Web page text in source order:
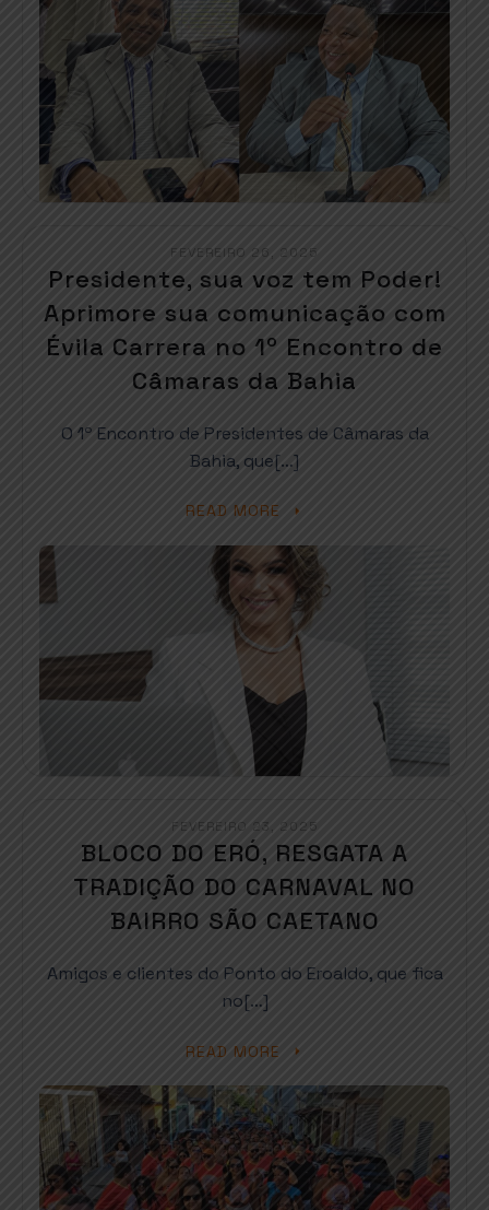
FEVEREIRO 26, 2025
Presidente, sua voz tem Poder!
Aprimore sua comunicação com
Évila Carrera no 1º Encontro de
Câmaras da Bahia
O 1º Encontro de Presidentes de Câmaras da
Bahia, que[…]
READ MORE
FEVEREIRO 23, 2025
BLOCO DO ERÓ, RESGATA A
TRADIÇÃO DO CARNAVAL NO
BAIRRO SÃO CAETANO
Amigos e clientes do Ponto do Eroaldo, que fica
no[…]
READ MORE